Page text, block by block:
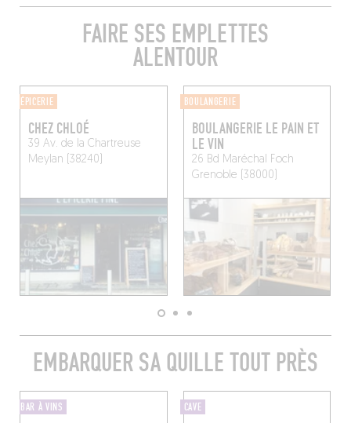
FAIRE SES EMPLETTES
ALENTOUR
ÉPICERIE
CHEZ CHLOÉ
39 Av. de la Chartreuse
Meylan (38240)
BOULANGERIE
BOULANGERIE LE PAIN ET
LE VIN
26 Bd Maréchal Foch
Grenoble (38000)
EMBARQUER SA QUILLE TOUT PRÈS
BAR À VINS CAVE